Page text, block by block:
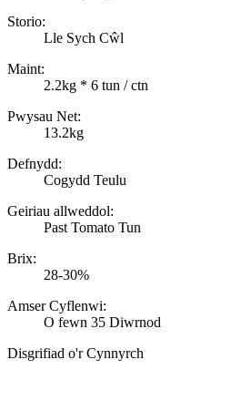
Storio:
Lle Sych Cŵl
Maint:
2.2kg * 6 tun / ctn
Pwysau Net:
13.2kg
Defnydd:
Cogydd Teulu
Geiriau allweddol:
Past Tomato Tun
Brix:
28-30%
Amser Cyflenwi:
O fewn 35 Diwrnod
Disgrifiad o'r Cynnyrch